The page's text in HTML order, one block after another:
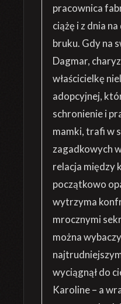
pracownica
ciążę i z dnia
bruku. Gdy na
Dagmar,
właścicielkę
adopcyjnej,
schronienie i
mamki, trafi w
zagadkowych
relacja między
początkowo
wytrzyma
mrocznymi
można
wyciągnął do
Karoline – a